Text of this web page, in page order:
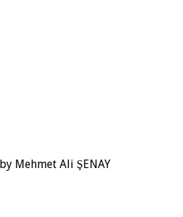
Mehmet Ali ŞENAY